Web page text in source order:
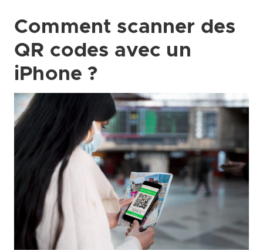
Comment scanner des
QR codes avec un
iPhone ?